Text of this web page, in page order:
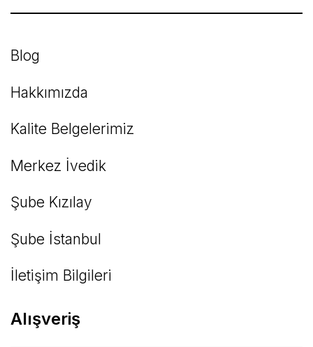
Blog
Hakkımızda
Kalite Belgelerimiz
Merkez İvedik
Şube Kızılay
Şube İstanbul
İletişim Bilgileri
Alışveriş